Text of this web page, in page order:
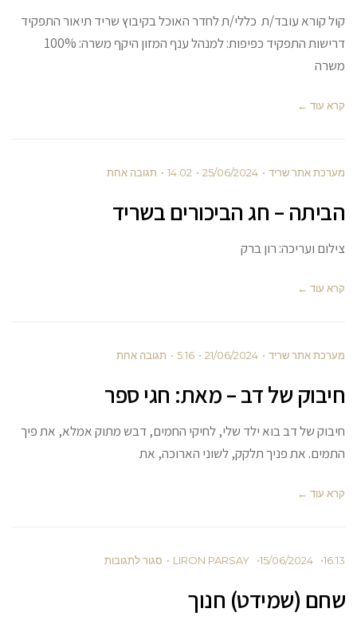
עובד/ת כללי/ת לחדר האוכל בקיבוץ שריד תיאור התפקיד
דרישות התפקיד כפיפות: למנהל ענף המזון היקף משרה: 100%
←
שריד 25/06/2024
14:02 תגובה אחת
– חג הביכורים בשריד
רון ברק
←
שריד 21/06/2024
5:16 תגובה אחת
של דב – מאת: חגי ספר
דב בוא ילד שלי, לחיקי החמים, דבש מתוק אמלא, את פיך
את פניך תלקק, לשוני הארוכה, את
←
LIRON PARSAY 15/06/2024 סגור לתגובות
(שמידט) חנוך